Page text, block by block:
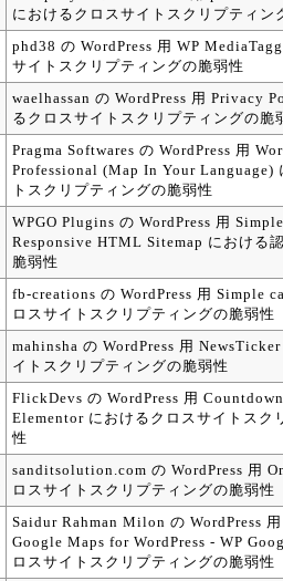
におけるクロスサイトスクリプティン
phd38 の WordPress 用 WP
サイトスクリプティングの脆弱性
waelhassan の WordPress 用 Privacy
るクロスサイトスクリプティングの脆
Pragma Softwares の WordPress 用
Professional (Map In Your Language)
トスクリプティングの脆弱性
WPGO Plugins の WordPress 用
Responsive HTML Sitemap における
脆弱性
fb-creations の WordPress 用 Simple
ロスサイトスクリプティングの脆弱性
mahinsha の WordPress 用
イトスクリプティングの脆弱性
FlickDevs の WordPress 用
Elementor におけるクロスサイトスク
性
sanditsolution.com の WordPress 用
ロスサイトスクリプティングの脆弱性
Saidur Rahman Milon の WordPress
Google Maps for WordPress - WP
ロスサイトスクリプティングの脆弱性